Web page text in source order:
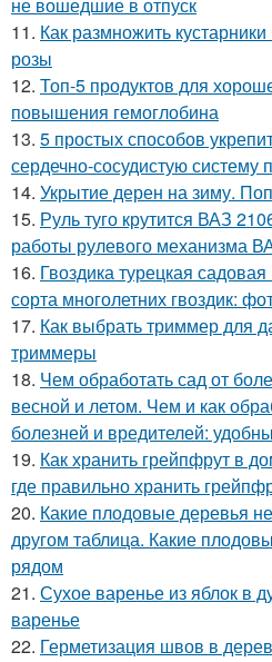
11. Как размножить
розы
12. Топ-5 продуктов для
повышения гемоглобина
13. 5 простых способов
сердечно-сосудистую систему
14. Укрытие дерен на зиму.
15. Руль туго крутится ВАЗ
работы рулевого механизма
16. Гвоздика турецкая
сорта многолетних гвоздик:
17. Как выбрать триммер для
триммеры
18. Чем обработать сад от
весной и летом. Чем и как
болезней и вредителей:
19. Как хранить грейпфрут в
где правильно хранить
20. Какие плодовые деревья
другом таблица. Какие
рядом
21. Сухое варенье из яблок в
варенье
22. Герметизация швов в